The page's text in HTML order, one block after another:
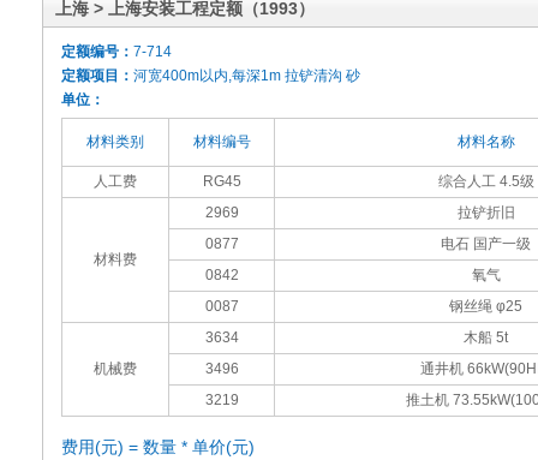
上海 > 上海安装工程定额（1993）
定额编号： 7-714
定额项目： 河宽400m以内,每深1m 拉铲清沟 砂
单位：
材料类别 材料编号 材料名称
人工费 RG45 综合人工 4.5级
材料费
2969
拉铲折旧
0877
电石 国产一级
0842
氧气
0087
钢丝绳 φ25
机械费
3634
木船 5t
3496
通井机
3219
推土机
费用(元) = 数量 * 单价(元)